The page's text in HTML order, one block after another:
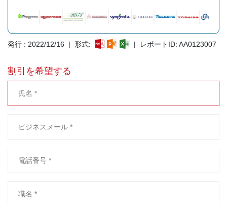
発行 : 2022/12/16 | 形式: | レポートID: AA0123007
割引を希望する